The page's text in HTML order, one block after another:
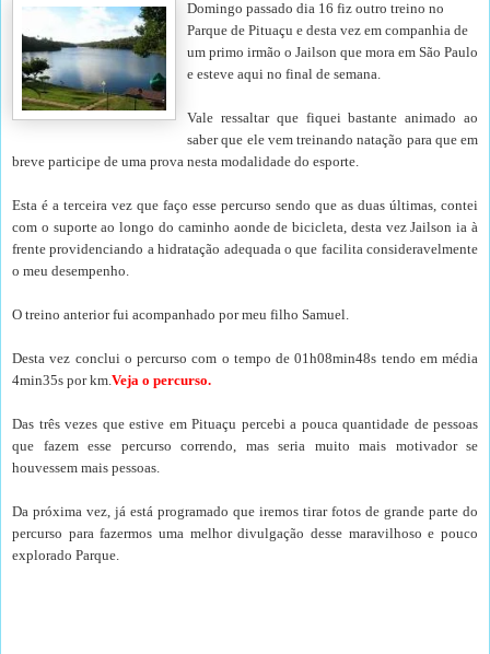
Domingo passado dia 16 fiz outro treino no
Parque de Pituaçu e desta vez em companhia de
um primo irmão o Jailson que mora em São Paulo
e esteve aqui no final de semana.
Vale ressaltar que fiquei bastante animado ao
saber que ele vem treinando natação para que em
breve participe de uma prova nesta modalidade do esporte.
Esta é a terceira vez que faço esse percurso sendo que as duas últimas, contei
com o suporte ao longo do caminho aonde de bicicleta, desta vez Jailson ia à
frente providenciando a hidratação adequada o que facilita consideravelmente
o meu desempenho.
O treino anterior fui acompanhado por meu filho Samuel.
Desta vez conclui o percurso com o tempo de 01h08min48s tendo em média
4min35s por km. Veja o percurso.
Das três vezes que estive em Pituaçu percebi a pouca quantidade de pessoas
que fazem esse percurso correndo, mas seria muito mais motivador se
houvessem mais pessoas.
Da próxima vez, já está programado que iremos tirar fotos de grande parte do
percurso para fazermos uma melhor divulgação desse maravilhoso e pouco
explorado Parque.